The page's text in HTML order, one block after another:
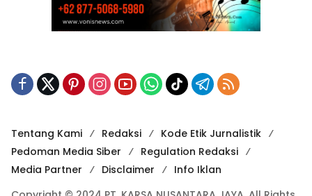
Tentang Kami Redaksi
Kode Etik Jurnalistik
Pedoman Media Siber
Regulation Redaksi
Media Partner
Disclaimer
Info Iklan